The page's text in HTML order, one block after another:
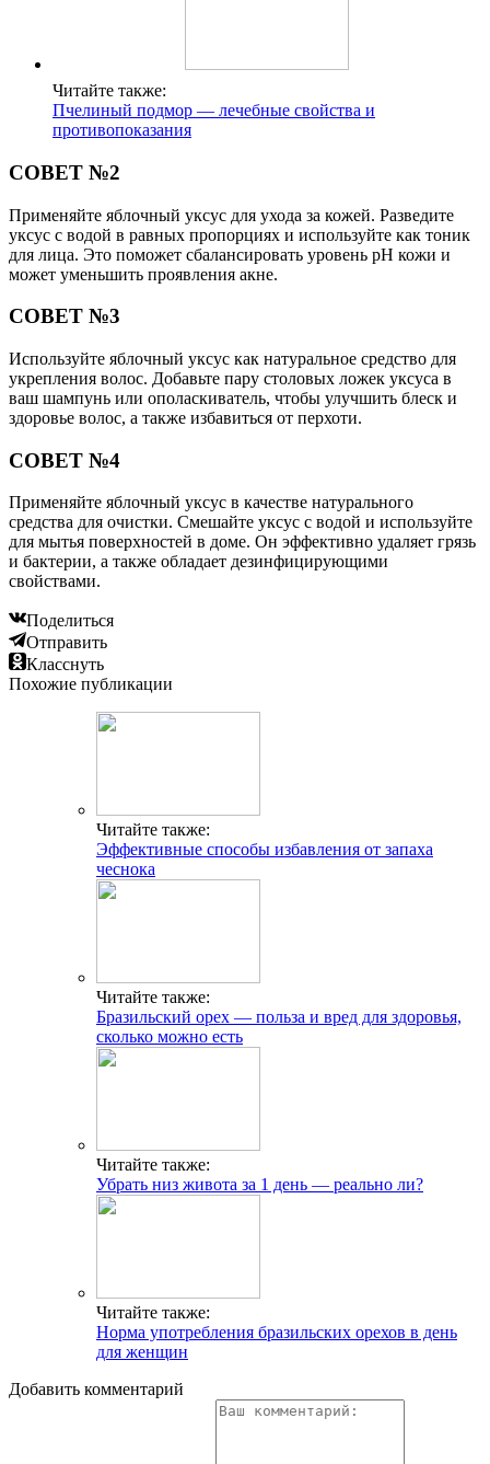
Читайте также:
Пчелиный подмор — лечебные свойства и
противопоказания
СОВЕТ №2
Применяйте яблочный уксус для ухода за кожей. Разведите
уксус с водой в равных пропорциях и используйте как тоник
для лица. Это поможет сбалансировать уровень pH кожи и
может уменьшить проявления акне.
СОВЕТ №3
Используйте яблочный уксус как натуральное средство для
укрепления волос. Добавьте пару столовых ложек уксуса в
ваш шампунь или ополаскиватель, чтобы улучшить блеск и
здоровье волос, а также избавиться от перхоти.
СОВЕТ №4
Применяйте яблочный уксус в качестве натурального
средства для очистки. Смешайте уксус с водой и используйте
для мытья поверхностей в доме. Он эффективно удаляет грязь
и бактерии, а также обладает дезинфицирующими
свойствами.
Поделиться
Отправить
Класснуть
Похожие публикации
Читайте также:
Эффективные способы избавления от запаха
чеснока
Читайте также:
Бразильский орех — польза и вред для здоровья,
сколько можно есть
Читайте также:
Убрать низ живота за 1 день — реально ли?
Читайте также:
Норма употребления бразильских орехов в день
для женщин
Добавить комментарий